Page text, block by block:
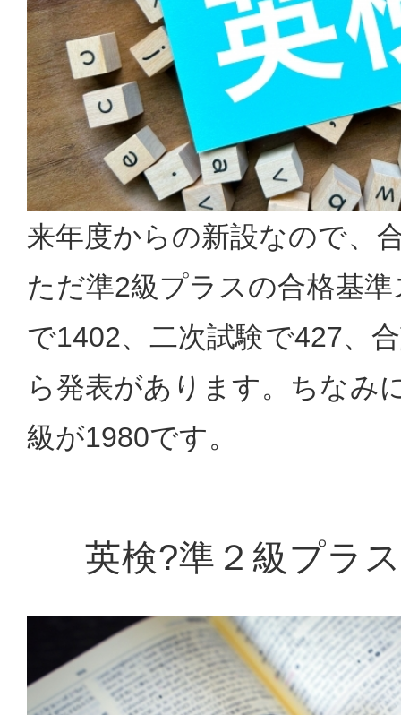
来年度からの新設なので、
ただ準2級プラスの合格基
で1402、二次試験で427、
ら発表があります。ちなみ
級が1980です。
英検?準２級プラ